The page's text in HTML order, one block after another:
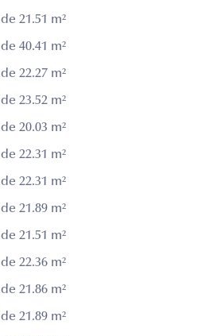
21.51 m²
40.41 m²
22.27 m²
23.52 m²
20.03 m²
22.31 m²
22.31 m²
21.89 m²
21.51 m²
22.36 m²
21.86 m²
21.89 m²